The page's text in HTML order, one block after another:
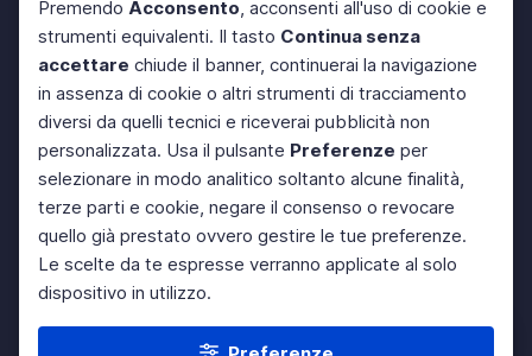
Premendo Acconsento, acconsenti all'uso di cookie e
strumenti equivalenti. Il tasto Continua senza
accettare chiude il banner, continuerai la navigazione
in assenza di cookie o altri strumenti di tracciamento
diversi da quelli tecnici e riceverai pubblicità non
personalizzata. Usa il pulsante Preferenze per
selezionare in modo analitico soltanto alcune finalità,
terze parti e cookie, negare il consenso o revocare
quello già prestato ovvero gestire le tue preferenze.
Le scelte da te espresse verranno applicate al solo
dispositivo in utilizzo.